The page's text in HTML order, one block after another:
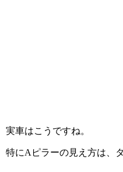
実車はこうですね。
特にAピラーの見え方は、